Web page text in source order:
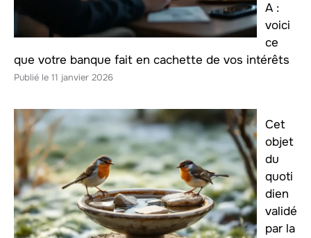
A :
voici
ce
que votre banque fait en cachette de vos intérêts
11 janvier 2026
Cet
objet
du
quoti
dien
validé
par la